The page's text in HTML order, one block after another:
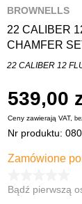
BROWNELLS
22 CALIBER
CHAMFER
22 CALIBER 12
539,00
Ceny zawierają VAT,
Nr produktu:
Zamówione
Bądź pierwszą